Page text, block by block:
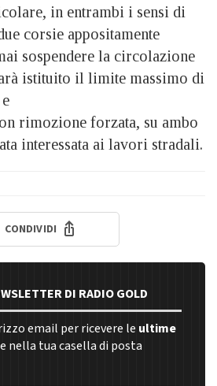
in entrambi i sensi di
corsie appositamente
sospendere la circolazione
istituito il limite massimo di
rimozione forzata, su ambo
interessata ai lavori stradali.
CONDIVIDI
DI RADIO GOLD
email per ricevere le ultime
nella tua casella di posta